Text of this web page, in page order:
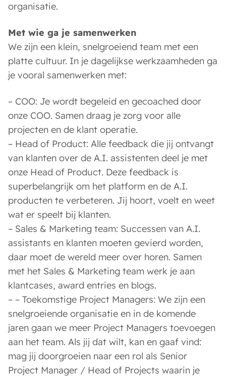
organisatie.
Met wie ga je samenwerken
We zijn een klein, snelgroeiend team met een
platte cultuur. In je dagelijkse werkzaamheden ga
je vooral samenwerken met:
– COO: Je wordt begeleid en gecoached door
onze COO. Samen draag je zorg voor alle
projecten en de klant operatie.
– Head of Product: Alle feedback die jij ontvangt
van klanten over de A.I. assistenten deel je met
onze Head of Product. Deze feedback is
superbelangrijk om het platform en de A.I.
producten te verbeteren. Jij hoort, voelt en weet
wat er speelt bij klanten.
– Sales & Marketing team: Successen van A.I.
assistants en klanten moeten gevierd worden,
daar moet de wereld meer over horen. Samen
met het Sales & Marketing team werk je aan
klantcases, award entries en blogs.
– – Toekomstige Project Managers: We zijn een
snelgroeiende organisatie en in de komende
jaren gaan we meer Project Managers toevoegen
aan het team. Als jij dat wilt, kan en gaaf vind:
mag jij doorgroeien naar een rol als Senior
Project Manager / Head of Projects waarin je